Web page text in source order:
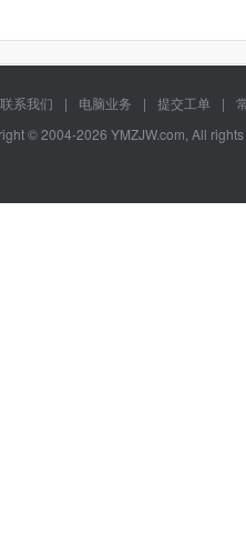
联系我们 | 电脑业务 | 提交工单 |
© 2004-2026 YMZJW.com, All